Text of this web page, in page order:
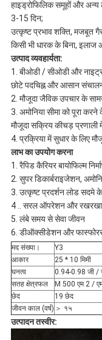
हाइड्रोफिलिक समूहों और अन्य
3-15 दिन;
उत्कृष्ट प्रभाव शक्ति, मजबूत
किसी भी धारक के बिना,
उत्पाद व्यवहार्यता:
1. बीओडी / सीओडी और
छोटे पदचिह्न और आसान
2. मौजूदा जैविक उपचार के
3. अमोनिया सीमा को पूरा
मौजूदा सक्रिय कीचड़ प्रणाली में
4. प्रक्रिया में सुधार के लिए
लाभ का उपयोग करना
1. रैपिड कैरियर बायोफिल्म
2. सुपर डिकार्बराइजेशन,
3. उत्कृष्ट प्रदर्शन लोड सदमे के
4 .. सरल ऑपरेशन और
5. लंबे समय से सेवा जीवन
6. डीऑक्सीडेशन और
मद संख्या।
Y3
आकार
25 * 10 मिमी
घनत्व
0.94-0.98 जी /
सतह क्षेत्रफल
M 500 एम 2 /
छेद
19 छेद
जीवन काल (वर्ष) ＞ १५
उत्पादन तस्वीर: